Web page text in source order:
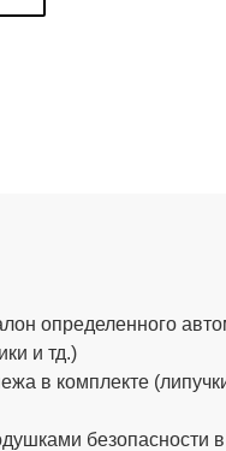
определенного
и тд.)
в комплекте
безопасности